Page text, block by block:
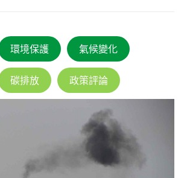
環境保護 氣候變化
碳排放 政策評論